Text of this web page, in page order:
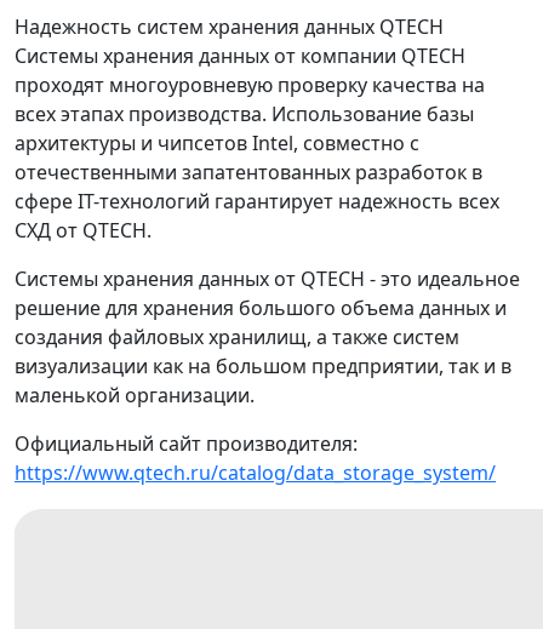
Надежность систем хранения данных QTECH
Системы хранения данных от компании QTECH
проходят многоуровневую проверку качества на
всех этапах производства. Использование базы
архитектуры и чипсетов Intel, совместно с
отечественными запатентованных разработок в
сфере IT-технологий гарантирует надежность всех
СХД от QTECH.
Системы хранения данных от QTECH - это идеальное
решение для хранения большого объема данных и
создания файловых хранилищ, а также систем
визуализации как на большом предприятии, так и в
маленькой организации.
Официальный сайт производителя:
https://www.qtech.ru/catalog/data_storage_system/